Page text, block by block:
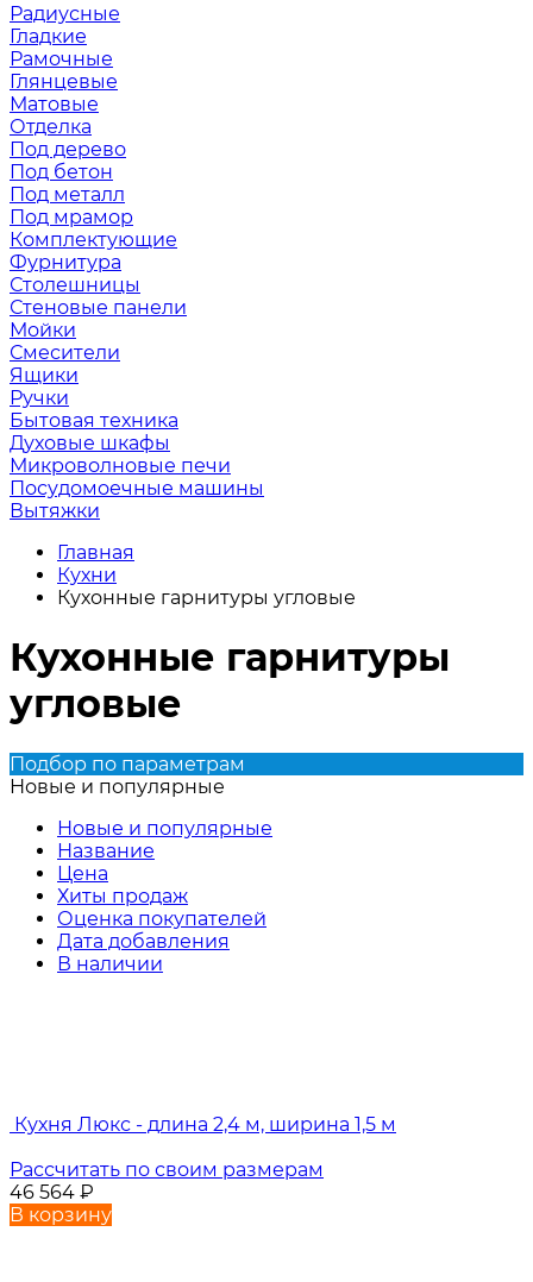
Радиусные
Гладкие
Рамочные
Глянцевые
Матовые
Отделка
Под дерево
Под бетон
Под металл
Под мрамор
Комплектующие
Фурнитура
Столешницы
Стеновые панели
Мойки
Смесители
Ящики
Ручки
Бытовая техника
Духовые шкафы
Микроволновые печи
Посудомоечные машины
Вытяжки
Главная
Кухни
Кухонные гарнитуры угловые
Кухонные гарнитуры
угловые
Подбор по параметрам
Новые и популярные
Новые и популярные
Название
Цена
Хиты продаж
Оценка покупателей
Дата добавления
В наличии
Кухня Люкс - длина 2,4 м, ширина 1,5 м
Рассчитать по своим размерам
46 564 ₽
В корзину